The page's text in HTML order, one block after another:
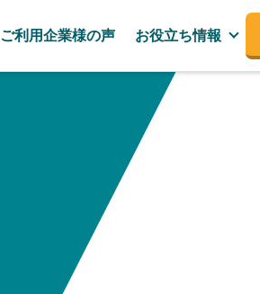
ご利用企業様の声 お役立ち情報